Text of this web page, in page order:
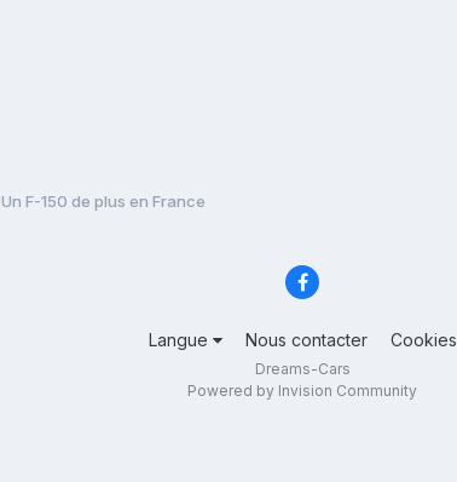
Un F-150 de plus en France
Langue Nous contacter Cookies
Dreams-Cars
Powered by Invision Community